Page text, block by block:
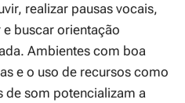
realizar pausas vocais,
buscar orientação
Ambientes com boa
e o uso de recursos como
som potencializam a